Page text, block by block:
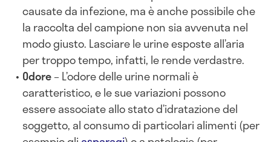
causate da infezione, ma è anche possibile che
la raccolta del campione non sia avvenuta nel
modo giusto. Lasciare le urine esposte all’aria
per troppo tempo, infatti, le rende verdastre.
Odore– L’odore delle urine normali è
caratteristico, e le sue variazioni possono
essere associate allo stato d’idratazione del
soggetto, al consumo di particolari alimenti (per